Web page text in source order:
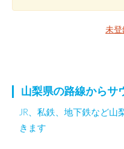
未登
山梨県の路線からサ
JR、私鉄、地下鉄など山
きます